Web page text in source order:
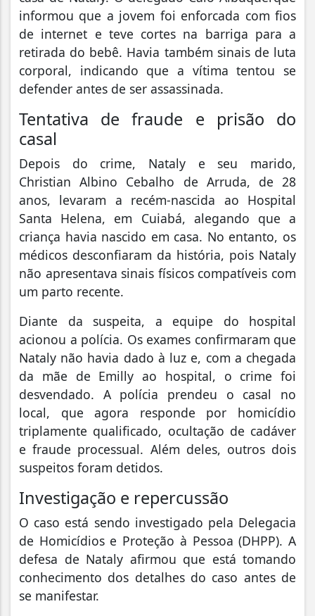
informou que a jovem foi enforcada com fios
de internet e teve cortes na barriga para a
retirada do bebê. Havia também sinais de luta
corporal, indicando que a vítima tentou se
defender antes de ser assassinada.
Tentativa de fraude e prisão do
casal
Depois do crime, Nataly e seu marido,
Christian Albino Cebalho de Arruda, de 28
anos, levaram a recém-nascida ao Hospital
Santa Helena, em Cuiabá, alegando que a
criança havia nascido em casa. No entanto, os
médicos desconfiaram da história, pois Nataly
não apresentava sinais físicos compatíveis com
um parto recente.
Diante da suspeita, a equipe do hospital
acionou a polícia. Os exames confirmaram que
Nataly não havia dado à luz e, com a chegada
da mãe de Emilly ao hospital, o crime foi
desvendado. A polícia prendeu o casal no
local, que agora responde por homicídio
triplamente qualificado, ocultação de cadáver
e fraude processual. Além deles, outros dois
suspeitos foram detidos.
Investigação e repercussão
O caso está sendo investigado pela Delegacia
de Homicídios e Proteção à Pessoa (DHPP). A
defesa de Nataly afirmou que está tomando
conhecimento dos detalhes do caso antes de
se manifestar.